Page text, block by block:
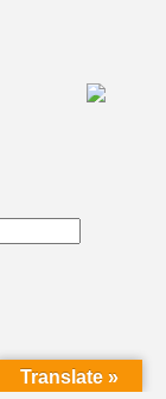
Translate »